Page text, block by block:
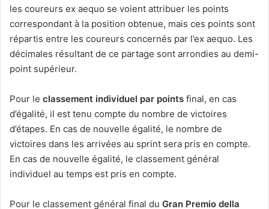
les coureurs ex aequo se voient attribuer les points
correspondant à la position obtenue, mais ces points sont
répartis entre les coureurs concernés par l’ex aequo. Les
décimales résultant de ce partage sont arrondies au demi-
point supérieur.
Pour le classement individuel par points final, en cas
d’égalité, il est tenu compte du nombre de victoires
d’étapes. En cas de nouvelle égalité, le nombre de
victoires dans les arrivées au sprint sera pris en compte.
En cas de nouvelle égalité, le classement général
individuel au temps est pris en compte.
Pour le classement général final du Gran Premio della